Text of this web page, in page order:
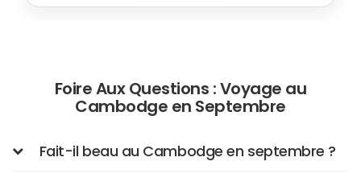
Foire Aux Questions : Voyage au
Cambodge en Septembre
Fait-il beau au Cambodge en septembre ?